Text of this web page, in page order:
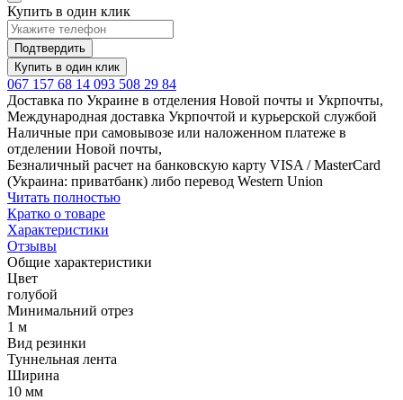
Купить в один клик
Подтвердить
Купить в один клик
067 157 68 14 093 508 29 84
Доставка по Украине в отделения Новой почты и Укрпочты,
Международная доставка Укрпочтой и курьерской службой
Наличные при самовывозе или наложенном платеже в
отделении Новой почты,
Безналичный расчет на банковскую карту VISA / MasterCard
(Украина: приватбанк) либо перевод Western Union
Читать полностью
Кратко о товаре
Характеристики
Отзывы
Общие характеристики
Цвет
голубой
Минимальний отрез
1 м
Вид резинки
Туннельная лента
Ширина
10 мм